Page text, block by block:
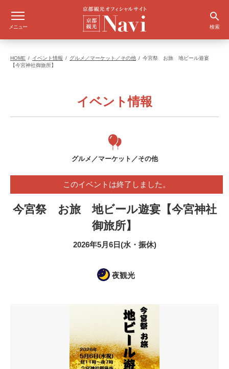
メニュー 検索
HOME イベント情報 グルメ／マーケット／その他
今宮祭 お旅 地ビール遊宴
【今宮神社御旅所】
イベント情報
グルメ／マーケット／その他
このイベントは終了しました。
今宮祭 お旅 地ビール遊宴【今宮神社
御旅所】
2026年5月6日(水・振休)
夜観光